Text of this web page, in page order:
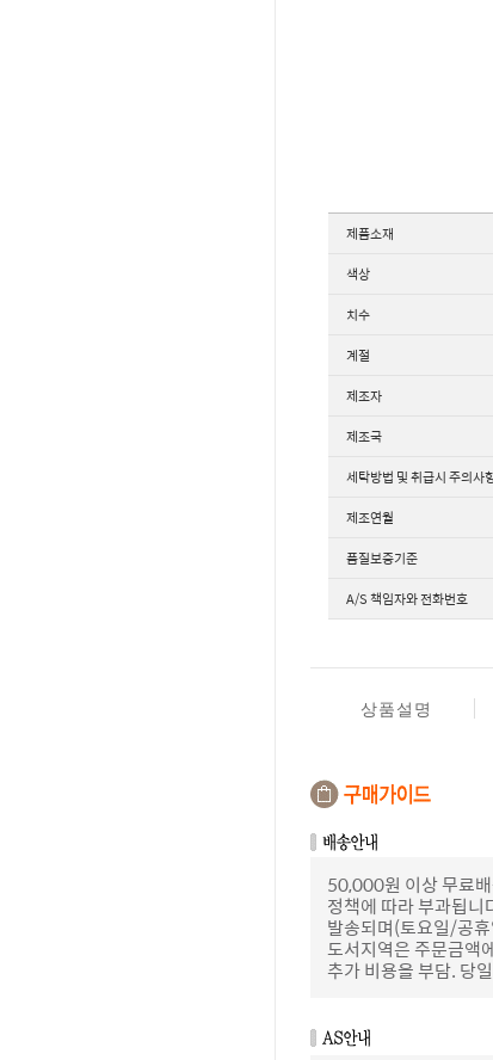
제품소재
색상
치수
계절
제조자
제조국
세탁방법 및 취급시 주의사
제조연월
품질보증기준
A/S 책임자와 전화번호
상품설명
50,000원 이상 무료
정책에 따라 부과됩
발송되며(토요일/공
도서지역은 주문금액
추가 비용을 부담. 당